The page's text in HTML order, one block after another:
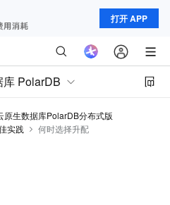
打开 APP
PolarDB
原生数据库PolarDB分布式版
实践 何时选择升配